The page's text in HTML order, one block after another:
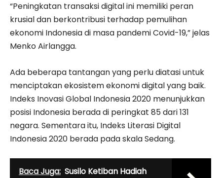
“Peningkatan transaksi digital ini memiliki peran
krusial dan berkontribusi terhadap pemulihan
ekonomi Indonesia di masa pandemi Covid-19,” jelas
Menko Airlangga.
Ada beberapa tantangan yang perlu diatasi untuk
menciptakan ekosistem ekonomi digital yang baik.
Indeks Inovasi Global Indonesia 2020 menunjukkan
posisi Indonesia berada di peringkat 85 dari 131
negara. Sementara itu, Indeks Literasi Digital
Indonesia 2020 berada pada skala Sedang.
Baca Juga: Susilo Ketiban Hadiah